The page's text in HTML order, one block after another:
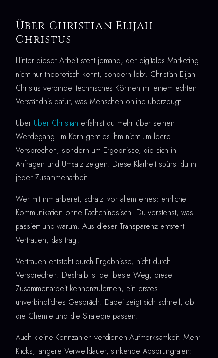
Über Christian Elijah
Christus
Hinter dieser Arbeit steht jemand, der digitales Marketing
nicht nur theoretisch kennt, sondern lebt. Christian Elijah
Christus verbindet technisches Können mit einem echten
Verständnis dafür, was Menschen online überzeugt.
Über Über Christian erfährst du mehr über seinen
Werdegang. Im Kern geht es ihm nicht um leere
Versprechen, sondern um Ergebnisse, die sich in
Anfragen und Umsatz zeigen. Diese Klarheit spürst du in
jeder Zusammenarbeit.
Wer mit ihm arbeitet, schätzt vor allem eines: ehrliche
Kommunikation ohne Fachchinesisch. Du verstehst, was
passiert und warum. Aus dieser Transparenz entsteht
Vertrauen, das trägt.
Vertrauen entsteht durch Ergebnisse, nicht durch
Versprechen. Deshalb ist der beste Weg, diese
Zusammenarbeit kennenzulernen, ein erstes
unverbindliches Gespräch. Dabei zeigt sich schnell, ob
die Chemie und die Strategie passen.
Auch kleine Kennzahlen verdienen Aufmerksamkeit. Mehr
Klicks, längere Verweildauer, sinkende Absprungraten: